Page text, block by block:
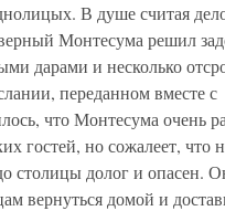
В душе считая
Монтесума решил
дарами и несколько
переданном вместе с
что Монтесума очень
гостей, но сожалеет, что
столицы долог и опасен.
вернуться домой и